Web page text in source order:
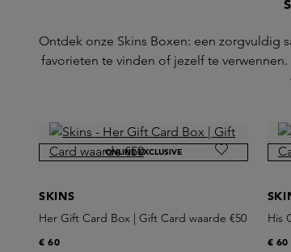
Ontdek onze Skins Boxen: een zorgvuldig
favorieten te vinden of jezelf te
ONLINE EXCLUSIVE
SKINS
Her Gift Card Box | Gift Card waarde €50
€ 60
His
€ 60